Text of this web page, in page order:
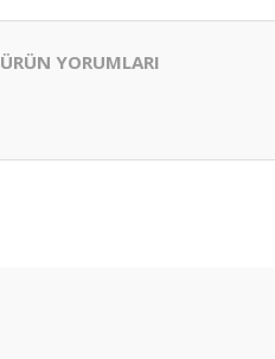
ÜRÜN YORUMLARI